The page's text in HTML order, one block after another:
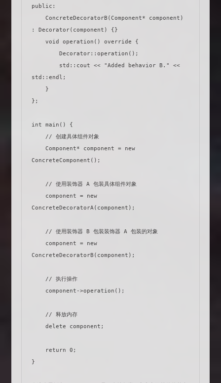
public:
: Decorator(component) {}
std::endl;
};
int main() {
ConcreteComponent();
ConcreteDecoratorA(component);
ConcreteDecoratorB(component);
}